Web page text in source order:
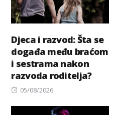
Djeca i razvod: Šta se
događa među braćom
i sestrama nakon
razvoda roditelja?
Posted
05/08/2026